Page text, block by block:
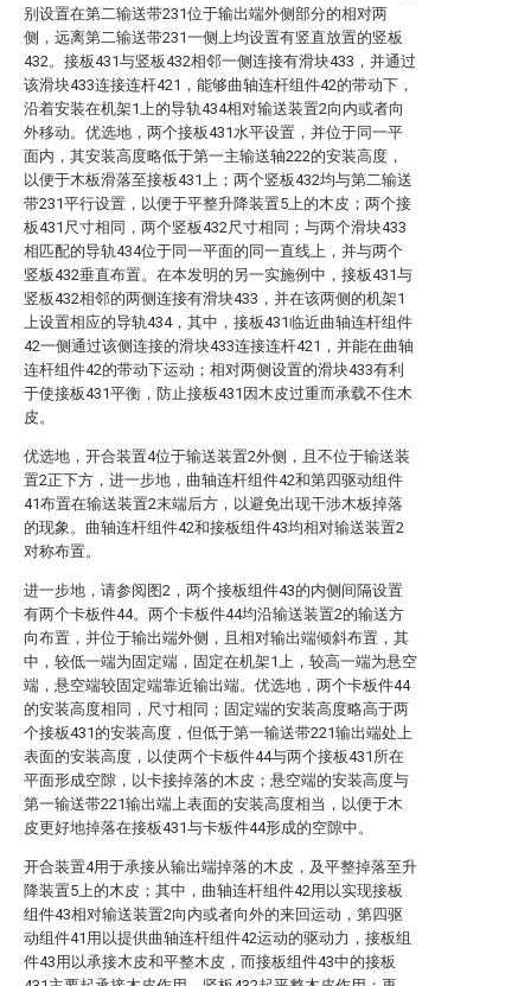
别设置在第二输送带231位于输出端外侧部分的相对两
侧，远离第二输送带231一侧上均设置有竖直放置的竖板
432。接板431与竖板432相邻一侧连接有滑块433，并通过
该滑块433连接连杆421，能够曲轴连杆组件42的带动下，
沿着安装在机架1上的导轨434相对输送装置2向内或者向
外移动。优选地，两个接板431水平设置，并位于同一平
面内，其安装高度略低于第一主输送轴222的安装高度，
以便于木板滑落至接板431上；两个竖板432均与第二输送
带231平行设置，以便于平整升降装置5上的木皮；两个接
板431尺寸相同，两个竖板432尺寸相同；与两个滑块433
相匹配的导轨434位于同一平面的同一直线上，并与两个
竖板432垂直布置。在本发明的另一实施例中，接板431与
竖板432相邻的两侧连接有滑块433，并在该两侧的机架1
上设置相应的导轨434，其中，接板431临近曲轴连杆组件
42一侧通过该侧连接的滑块433连接连杆421，并能在曲轴
连杆组件42的带动下运动；相对两侧设置的滑块433有利
于使接板431平衡，防止接板431因木皮过重而承载不住木
皮。
优选地，开合装置4位于输送装置2外侧，且不位于输送装
置2正下方，进一步地，曲轴连杆组件42和第四驱动组件
41布置在输送装置2末端后方，以避免出现干涉木板掉落
的现象。曲轴连杆组件42和接板组件43均相对输送装置2
对称布置。
进一步地，请参阅图2，两个接板组件43的内侧间隔设置
有两个卡板件44。两个卡板件44均沿输送装置2的输送方
向布置，并位于输出端外侧，且相对输出端倾斜布置，其
中，较低一端为固定端，固定在机架1上，较高一端为悬空
端，悬空端较固定端靠近输出端。优选地，两个卡板件44
的安装高度相同，尺寸相同；固定端的安装高度略高于两
个接板431的安装高度，但低于第一输送带221输出端处上
表面的安装高度，以使两个卡板件44与两个接板431所在
平面形成空隙，以卡接掉落的木皮；悬空端的安装高度与
第一输送带221输出端上表面的安装高度相当，以便于木
皮更好地掉落在接板431与卡板件44形成的空隙中。
开合装置4用于承接从输出端掉落的木皮，及平整掉落至升
降装置5上的木皮；其中，曲轴连杆组件42用以实现接板
组件43相对输送装置2向内或者向外的来回运动，第四驱
动组件41用以提供曲轴连杆组件42运动的驱动力，接板组
件43用以承接木皮和平整木皮，而接板组件43中的接板